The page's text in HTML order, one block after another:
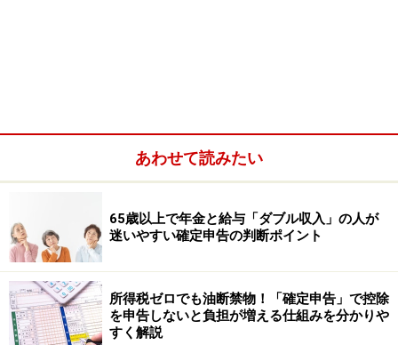
れる？音声・動画で税金ガイドが解説】
あわせて読みたい
65歳以上で年金と給与「ダブル収入」の人が
迷いやすい確定申告の判断ポイント
所得税ゼロでも油断禁物！「確定申告」で控除
を申告しないと負担が増える仕組みを分かりや
すく解説